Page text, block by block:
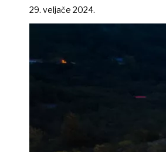
29. veljače 2024.